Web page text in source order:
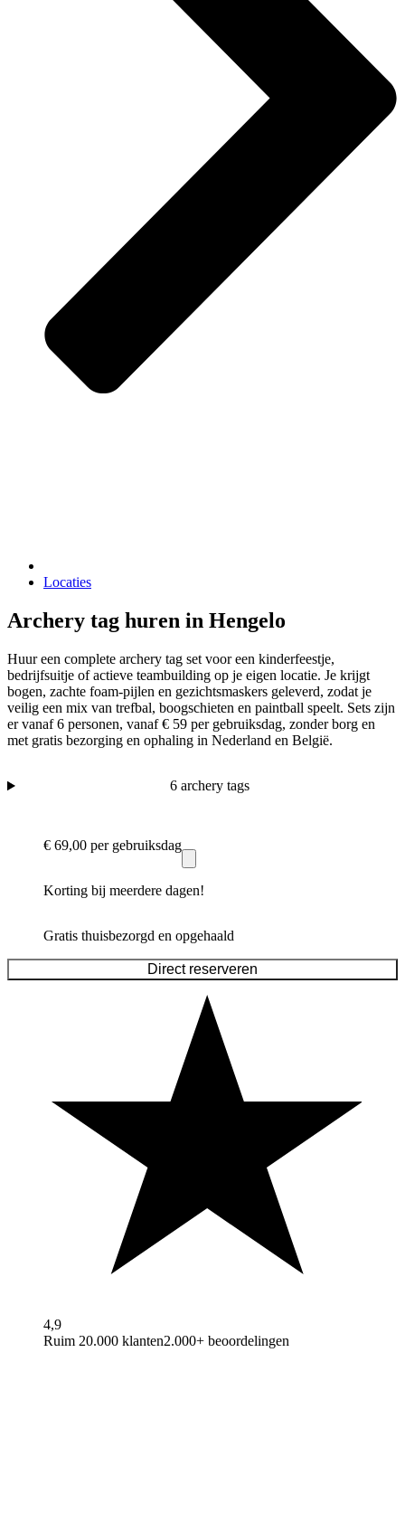
Locaties
Archery tag huren in Hengelo
Huur een complete archery tag set voor een kinderfeestje,
bedrijfsuitje of actieve teambuilding op je eigen locatie. Je krijgt
bogen, zachte foam-pijlen en gezichtsmaskers geleverd, zodat je
veilig een mix van trefbal, boogschieten en paintball speelt. Sets zijn
er vanaf 6 personen, vanaf € 59 per gebruiksdag, zonder borg en
met gratis bezorging en ophaling in Nederland en België.
6 archery tags
€ 69,00 per gebruiksdag
Korting bij meerdere dagen!
Gratis thuisbezorgd en opgehaald
Direct reserveren
4,9
Ruim 20.000 klanten2.000+ beoordelingen